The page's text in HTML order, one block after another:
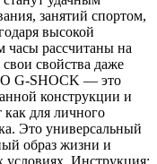
занятий спортом,
высокой
часы рассчитаны на
свойства даже
G-SHOCK — это
конструкции и
для личного
Это универсальный
образ жизни и
условиях. Инструкция: